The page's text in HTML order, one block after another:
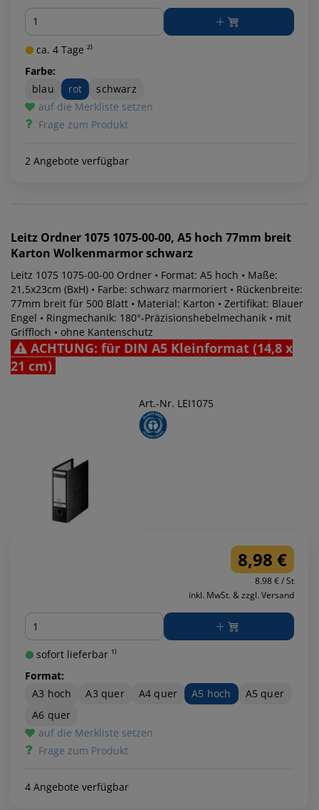
Menge
ca. 4 Tage ²⁾
Farbe:
blau
rot
schwarz
auf die Merkliste setzen
Frage zum Produkt
2 Angebote verfügbar
Leitz Ordner 1075 1075-00-00, A5 hoch 77mm breit
Karton Wolkenmarmor schwarz
Leitz 1075 1075-00-00 Ordner • Format: A5 hoch • Maße:
21,5x23cm (BxH) • Farbe: schwarz marmoriert • Rückenbreite:
77mm breit für 500 Blatt • Material: Karton • Zertifikat: Blauer
Engel • Ringmechanik: 180°-Präzisionshebelmechanik • mit
Griffloch • ohne Kantenschutz
ACHTUNG: für DIN A5 Kleinformat (14,8 x
21 cm)
Art.-Nr. LEI1075
8,98 €
8.98 € / St
inkl. MwSt. & zzgl. Versand
Menge
sofort lieferbar ¹⁾
Format:
A3 hoch
A3 quer A4 quer A5 hoch
A5 quer
A6 quer
auf die Merkliste setzen
Frage zum Produkt
4 Angebote verfügbar